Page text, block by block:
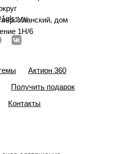
Уланский, дом
1Н/6
Актион 360
Получить подарок
Контакты